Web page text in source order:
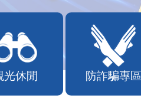
光休閒 防詐騙專區